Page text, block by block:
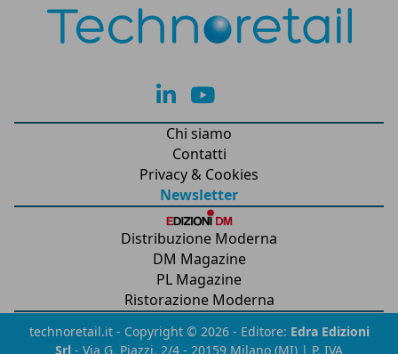
lk yt
Chi siamo
Contatti
Privacy & Cookies
Newsletter
Distribuzione Moderna
DM Magazine
PL Magazine
Ristorazione Moderna
technoretail.it - Copyright © 2026 - Editore: Edra Edizioni
Srl - Via G. Piazzi, 2/4 - 20159 Milano (MI) | P. IVA